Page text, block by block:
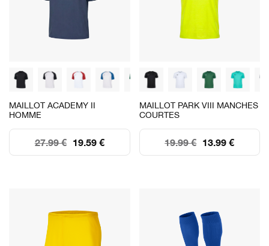
MAILLOT ACADEMY II
HOMME
19.59 €
27.99 €
MAILLOT PARK VIII MANCHES
COURTES
13.99 €
19.99 €